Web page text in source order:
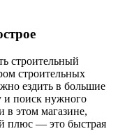
строительный
строительных
ездить в большие
и поиск нужного
в этом магазине,
плюс — это быстрая